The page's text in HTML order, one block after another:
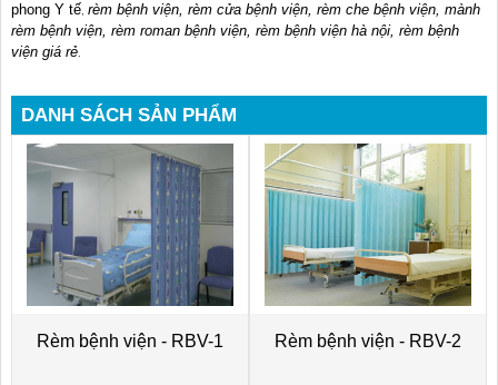
phong Y tế rèm bệnh viện, rèm cửa bệnh viện, rèm che bệnh viện, mành
rèm bệnh viện, rèm roman bệnh viện, rèm bệnh viện hà nội, rèm bệnh
viện giá rẻ
DANH SÁCH SẢN PHẨM
Rèm bệnh viện - RBV-1 Rèm bệnh viện - RBV-2